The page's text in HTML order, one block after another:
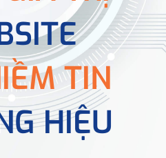
TIN
HIỆU